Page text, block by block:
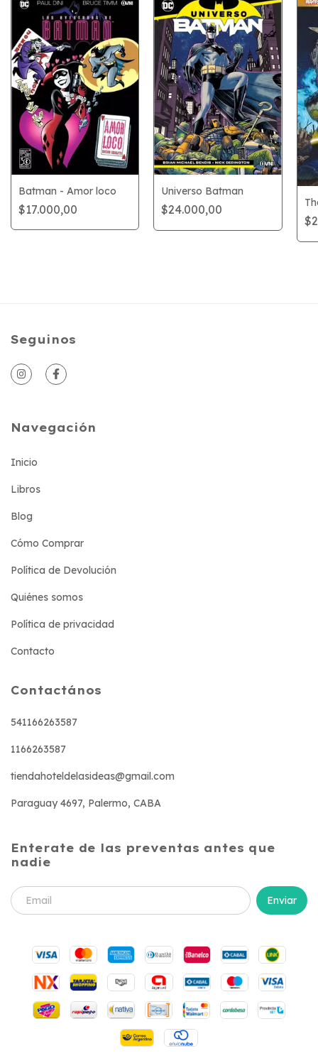
Batman - Amor loco
$17.000,00
Universo Batman
$24.000,00
Seguinos
Navegación
Inicio
Libros
Blog
Cómo Comprar
Política de Devolución
Quiénes somos
Política de privacidad
Contacto
Contactános
541166263587
1166263587
tiendahoteldelasideas@gmail.com
Paraguay 4697, Palermo, CABA
Enterate de las preventas antes que
nadie